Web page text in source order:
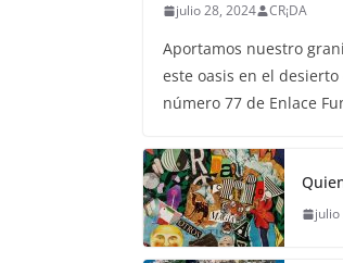
julio 28, 2024 CR¡DA
Aportamos nuestro
este oasis en el
número 77 de Enlace
julio